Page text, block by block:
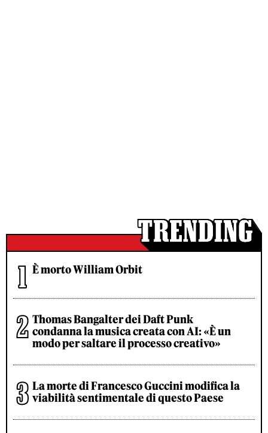
È morto William Orbit
Thomas Bangalter dei Daft Punk
condanna la musica creata con AI: «È un
modo per saltare il processo creativo»
La morte di Francesco Guccini modifica la
viabilità sentimentale di questo Paese